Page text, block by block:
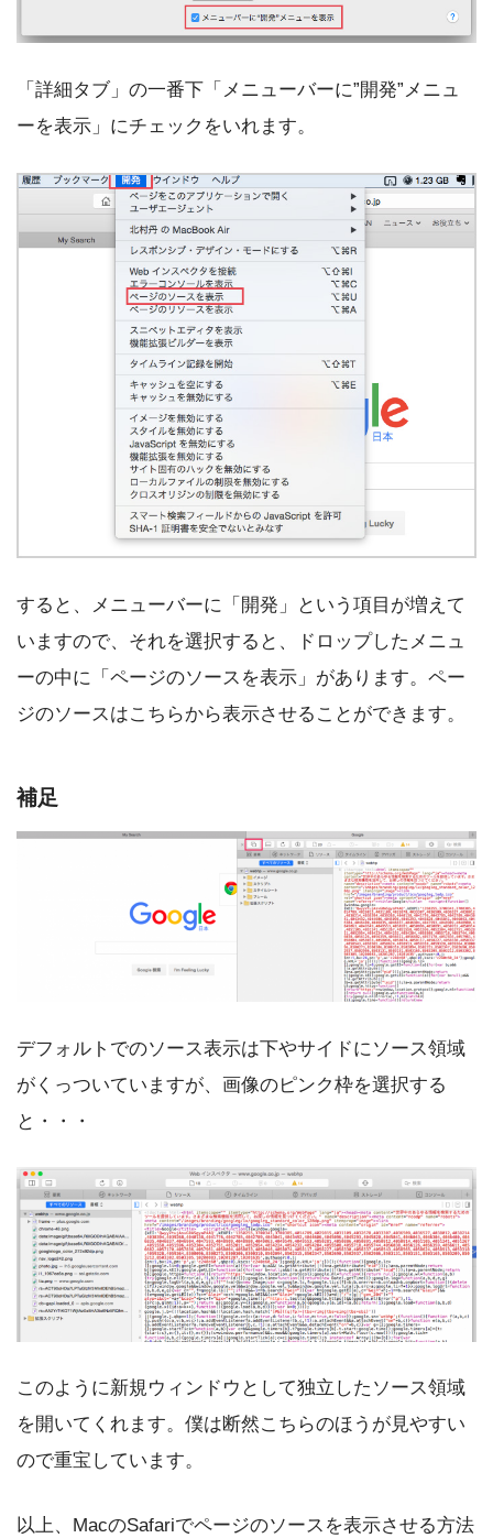
「詳細タブ」の一番下「メニューバーに”開発”メニュ
ーを表示」にチェックをいれます。
すると、メニューバーに「開発」という項目が増えて
いますので、それを選択すると、ドロップしたメニュ
ーの中に「ページのソースを表示」があります。ペー
ジのソースはこちらから表示させることができます。
補足
デフォルトでのソース表示は下やサイドにソース領域
がくっついていますが、画像のピンク枠を選択する
と・・・
このように新規ウィンドウとして独立したソース領域
を開いてくれます。僕は断然こちらのほうが見やすい
ので重宝しています。
以上、MacのSafariでページのソースを表示させる方法